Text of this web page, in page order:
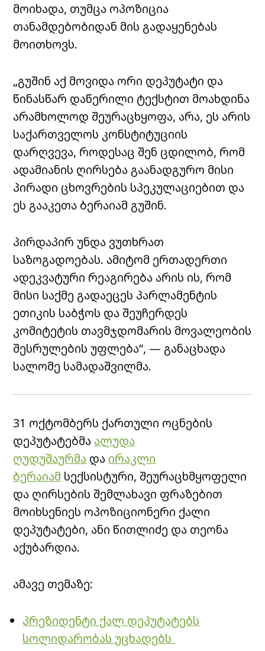
მოიხადა, თუმცა ოპოზიცია
თანამდებობიდან მის გადაყენებას
მოითხოვს.
„გუშინ აქ მოვიდა ორი დეპუტატი და
წინასწარ დაწერილი ტექსტით მოახდინა
არამხოლოდ შეურაცხყოფა, არა, ეს არის
საქართველოს კონსტიტუციის
დარღვევა, როდესაც შენ ცდილობ, რომ
ადამიანის ღირსება გაანადგურო მისი
პირადი ცხოვრების სპეკულაციებით და
ეს გააკეთა ბერაიამ გუშინ.
პირდაპირ უნდა ვუთხრათ
საზოგადოებას. ამიტომ ერთადერთი
ადეკვატური რეაგირება არის ის, რომ
მისი საქმე გადაეცეს პარლამენტის
ეთიკის საბჭოს და შეუჩერდეს
კომიტეტის თავმჯდომარის მოვალეობის
შესრულების უფლება“, — განაცხადა
სალომე სამადაშვილმა.
31 ოქტომბერს ქართული ოცნების
დეპუტატებმა ალუდა
ღუდუშაურმა და ირაკლი
ბერაიამ სექსისტური, შეურაცხმყოფელი
და ღირსების შემლახავი ფრაზებით
მოიხსენიეს ოპოზიციონერი ქალი
დეპუტატები, ანი წითლიძე და თეონა
აქუბარდია.
ამავე თემაზე:
პრეზიდენტი ქალ დეპუტატებს
სოლიდარობას უცხადებს